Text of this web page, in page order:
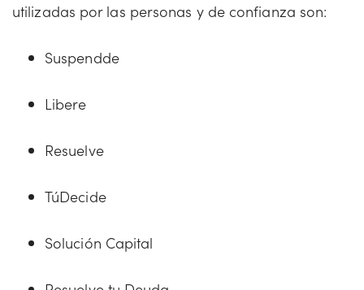
utilizadas por las personas y de confianza son:
Suspendde
Libere
Resuelve
TúDecide
Solución Capital